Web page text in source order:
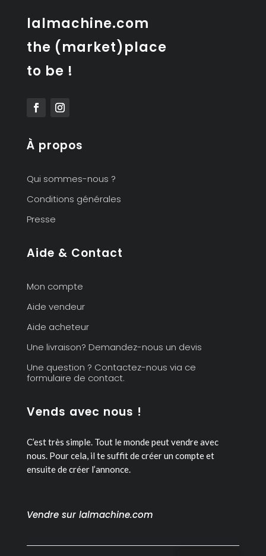
lalmachine.com
the (market)place
to be !
À propos
Qui sommes-nous ?
Conditions générales
Presse
Aide & Contact
Mon compte
Aide vendeur
Aide acheteur
Une livraison? Demandez-nous un devis
Une question ? Contactez-nous via ce
formulaire de contact.
Vends avec nous !
C’est très simple. Tout le monde peut vendre avec
nous. Pour cela, il te suffit de créer un compte et
ensuite de créer l’annonce.
Vendre sur lalmachine.com